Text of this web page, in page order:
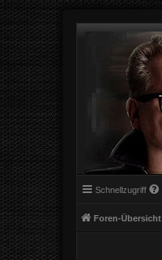
Schnellzugriff
Foren-Übersicht